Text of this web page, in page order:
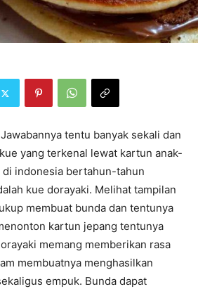
tentu banyak sekali dan
yang terkenal lewat kartun anak-
di indonesia bertahun-tahun
kue dorayaki. Melihat tampilan
membuat bunda dan tentunya
kartun jepang tentunya
memang memberikan rasa
membuatnya menghasilkan
empuk. Bunda dapat